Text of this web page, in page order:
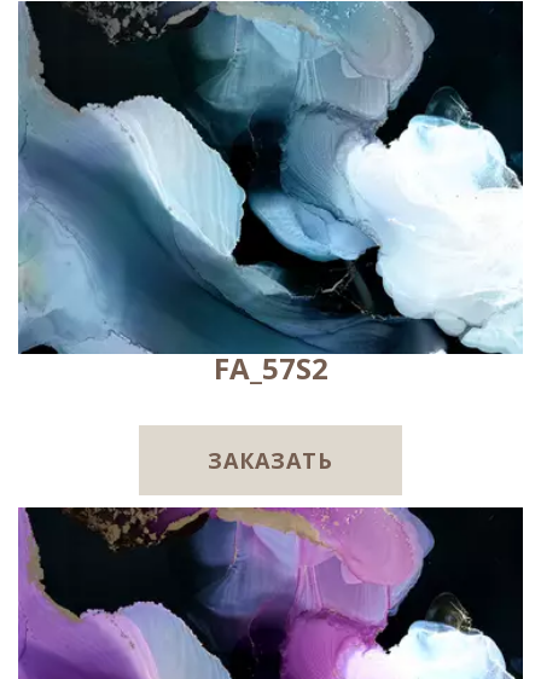
FA_57S2
ЗАКАЗАТЬ